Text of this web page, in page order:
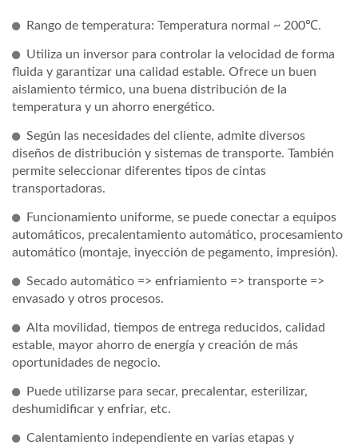
Rango de temperatura: Temperatura normal ~ 200℃.
Utiliza un inversor para controlar la velocidad de forma
fluida y garantizar una calidad estable. Ofrece un buen
aislamiento térmico, una buena distribución de la
temperatura y un ahorro energético.
Según las necesidades del cliente, admite diversos
diseños de distribución y sistemas de transporte. También
permite seleccionar diferentes tipos de cintas
transportadoras.
Funcionamiento uniforme, se puede conectar a equipos
automáticos, precalentamiento automático, procesamiento
automático (montaje, inyección de pegamento, impresión).
Secado automático => enfriamiento => transporte =>
envasado y otros procesos.
Alta movilidad, tiempos de entrega reducidos, calidad
estable, mayor ahorro de energía y creación de más
oportunidades de negocio.
Puede utilizarse para secar, precalentar, esterilizar,
deshumidificar y enfriar, etc.
Calentamiento independiente en varias etapas y